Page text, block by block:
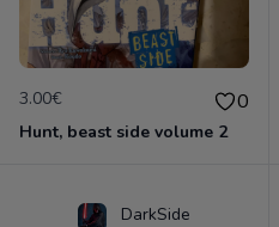
3.00€ 0
Hunt, beast side volume 2
DarkSide